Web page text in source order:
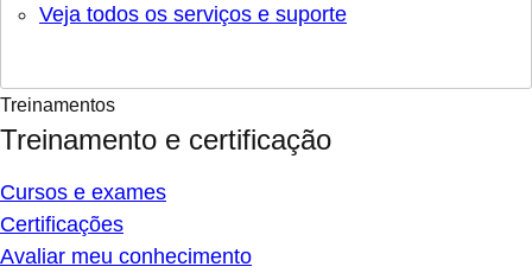
Veja todos os serviços e suporte
Treinamentos
Treinamento e certificação
Cursos e exames
Certificações
Avaliar meu conhecimento